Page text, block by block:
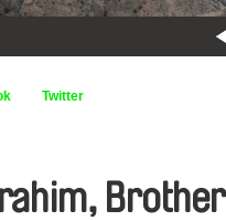
Twitter
Brother